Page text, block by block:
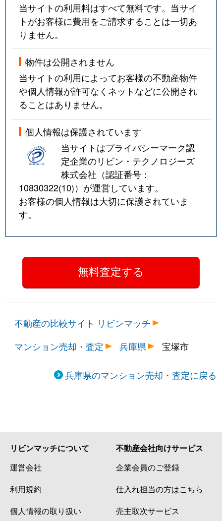
弥生町
2,100万円 逆瀬川
徒歩29
弥生町
湯本町
4,900万円
湯本町
4,200万円 宝塚
徒歩4
湯本町
1,400万円
湯本町
6,200万円 宝塚
湯本町
1,500万円 宝塚南口
徒歩5
2,500万円 宝塚南口
当サイトの利用料はすべて無料です。当サイ
トがお客様に費用をご請求することは一切あ
りません。
物件は公開されません
当サイトの利用によってお客様の不動産物件
や個人情報が許可なくネットなどに公開され
ることはありません。
個人情報は保護されています
当サイトはプライバシーマーク認
定企業のリビン・テクノロジーズ
株式会社（認証番号：
10830322(10)）が運営しています。
お客様の個人情報は大切に保護されていま
す。
不動産の比較サイト リビンマッチ
マンション売却・査定
兵庫県 宝塚市
兵庫県のマンション売却・査定に戻る
リビンマッチについて
運営会社
利用規約
個人情報の取り扱い
不動産会社向けサービス
企業会員のご登録
仕入れ担当の方はこちら
売主取次サービス